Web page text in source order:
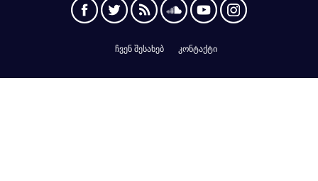
ჩვენ შესახებ კონტაქტი